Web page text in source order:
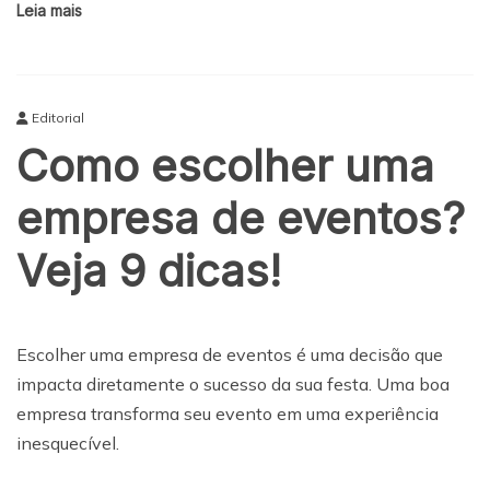
Leia mais
Editorial
Como escolher uma
empresa de eventos?
Veja 9 dicas!
Escolher uma empresa de eventos é uma decisão que
impacta diretamente o sucesso da sua festa. Uma boa
empresa transforma seu evento em uma experiência
inesquecível.